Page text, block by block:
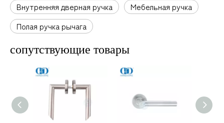
Внутренняя дверная ручка
Мебельная ручка
Полая ручка рычага
сопутствующие товары